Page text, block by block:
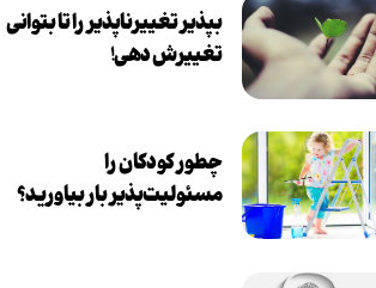
بپذير تغييرناپذير را تا بتواني
تغييرش دهي!‏
چطور کودکان را
مسئولیت‌پذیر بار بیاورید؟